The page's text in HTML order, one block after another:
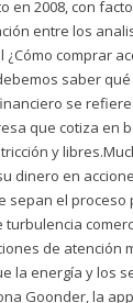
en 2008, con
entre los
comprar
saber
se
que cotiza en
y
dinero en
sepan el proceso
de atención
la energía y los
Goonder, la